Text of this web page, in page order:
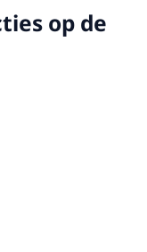
op de